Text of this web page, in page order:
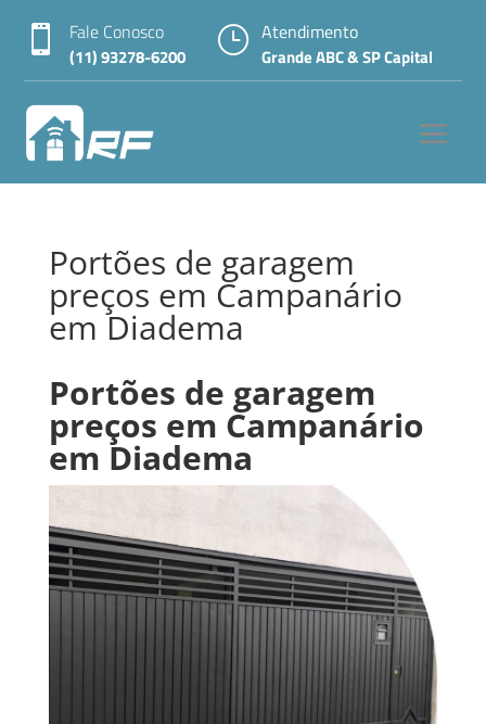
 Fale Conosco
(11) 93278-6200
} Atendimento
Grande ABC & SP Capital
Portões de garagem
preços em Campanário
em Diadema
Portões de garagem
preços em Campanário
em Diadema